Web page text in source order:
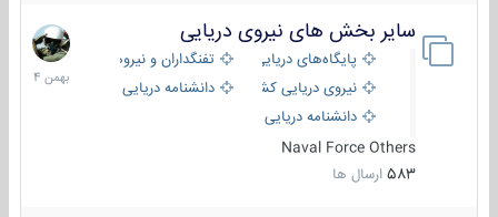
سایر بخش های نیروی دریایی
پایگاه‌های دریایی
تفنگداران و نیروهای ویژه‌ی دریایی
نیروی دریایی کشورهای مختلفدانشنامه دریایی
دانشنامه دریایی کپی
Naval Force Others
583 ارسال ها
22
بهمن
1404